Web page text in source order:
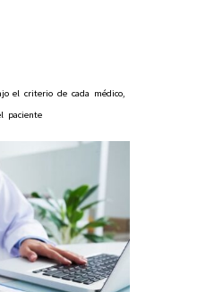
el criterio de cada médico,
paciente